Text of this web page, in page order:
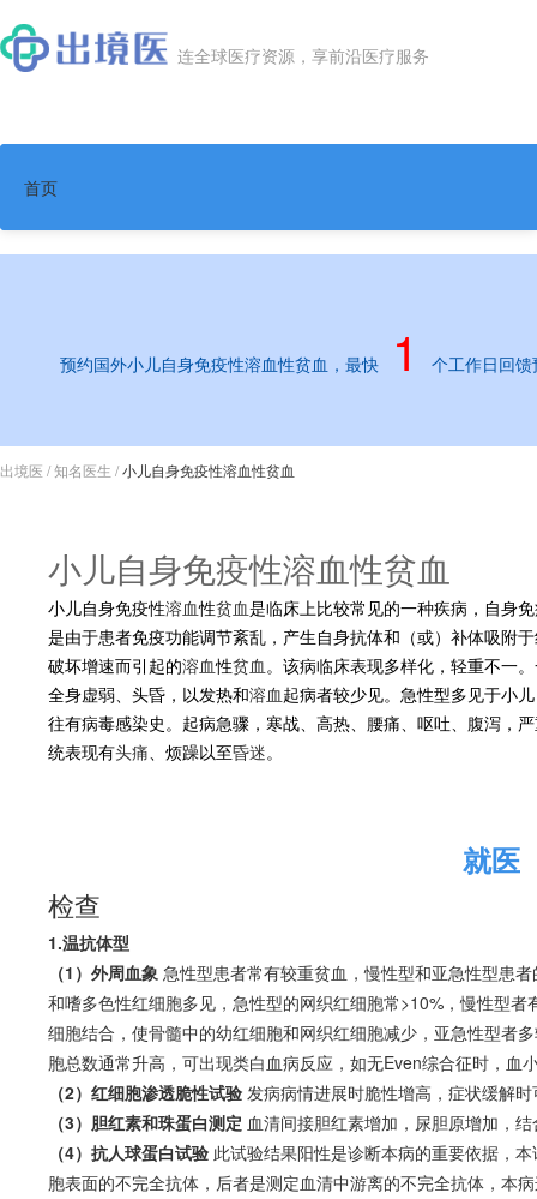
连全球医疗资源，享前沿医疗服务
首页
知名医生
就医案例
前沿资讯
海外药品
预约国外小儿自身免疫性溶血性贫血，最快 1 个工作日回
出境医 /知名医生 /小儿自身免疫性溶血性贫血
小儿自身免疫性溶血性贫血
小儿自身免疫性溶血性贫血是临床上比较常见的一种疾病，自身
是由于患者免疫功能调节紊乱，产生自身抗体和（或）补体吸附
破坏增速而引起的溶血性贫血。该病临床表现多样化，轻重不一
全身虚弱、头昏，以发热和溶血起病者较少见。急性型多见于小
往有病毒感染史。起病急骤，寒战、高热、腰痛、呕吐、腹泻，
统表现有头痛、烦躁以至昏迷。
就医
检查
1.温抗体型
（1）外周血象 急性型患者常有较重贫血 ，慢性型和亚急性型患者
和嗜多色性红细胞多见，急性型的网织红细胞常>10%，慢性型
细胞结合，使骨髓中的幼红细胞和网织红细胞减少，亚急性型者
胞总数通常升高，可出现类白血病反应，如无Even综合征时，血
（2）红细胞渗透脆性试验 发病病情进展时脆性增高，症状缓解
（3）胆红素和珠蛋白测定 血清间接胆红素增加，尿胆原增加，
（4）抗人球蛋白试验 此试验结果阳性是诊断本病的重要依据，
胞表面的不完全抗体，后者是测定血清中游离的不完全抗体，本